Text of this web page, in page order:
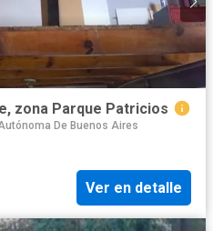
zona Parque Patricios
De Buenos Aires
Ver en detalle